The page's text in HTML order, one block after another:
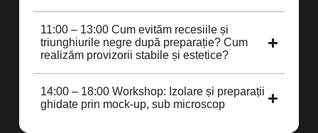
11:00 – 13:00 Cum evităm recesiile și
triunghiurile negre după preparație? Cum
realizăm provizorii stabile și estetice?
14:00 – 18:00 Workshop: Izolare și preparații
ghidate prin mock-up, sub microscop